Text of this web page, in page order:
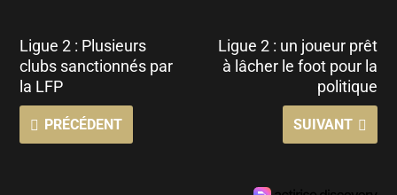
Ligue 2 : Plusieurs
clubs sanctionnés par
la LFP
PRÉCÉDENT
Ligue 2 : un joueur prêt
à lâcher le foot pour la
politique
SUIVANT